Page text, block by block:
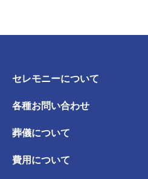
セレモニーについて
各種お問い合わせ
葬儀について
費用について